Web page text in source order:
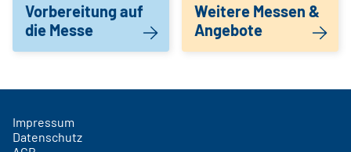
Vorbereitung auf
die Messe
Weitere Messen &
Angebote
Impressum
Datenschutz